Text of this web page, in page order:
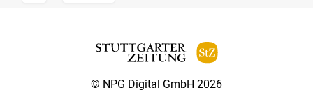
© NPG Digital GmbH 2026